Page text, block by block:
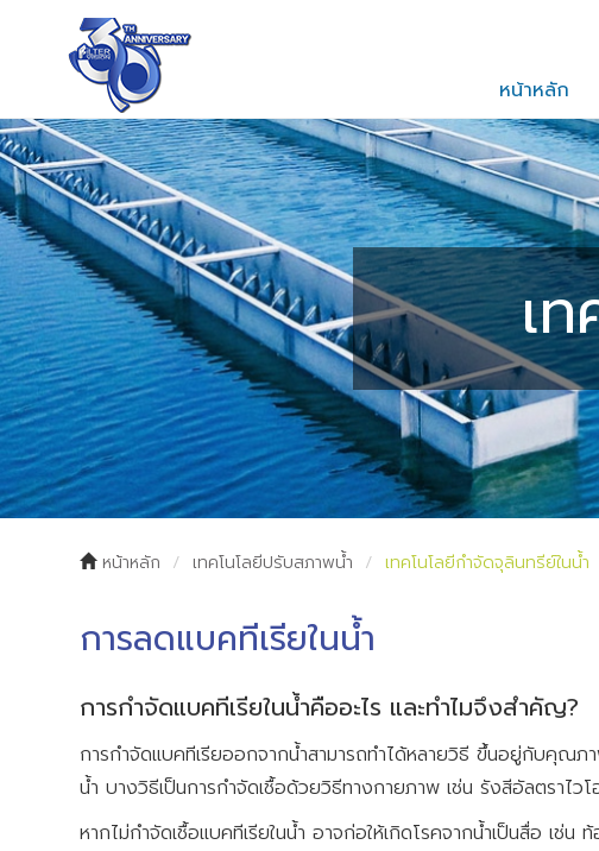
หน้าหลัก
เ
หน้าหลัก เทคโนโลยีปรับสภาพน้ำ เทคโนโลยีกำจัดจุลินทรีย์ในน้ำ
การลดแบคทีเรียในน้ำ
การกำจัดแบคทีเรียในน้ำคืออะไร และทำไมจึงสำคัญ?
การกำจัดแบคทีเรียออกจากน้ำสามารถทำได้หลายวิธี ขึ้นอยู่กับคุณภ
น้ำ บางวิธีเป็นการกำจัดเชื้อด้วยวิธีทางกายภาพ เช่น รังสีอัลตราไว
หากไม่กำจัดเชื้อแบคทีเรียในน้ำ อาจก่อให้เกิดโรคจากน้ำเป็นสื่อ เ